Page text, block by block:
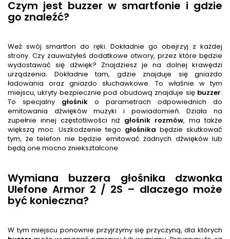
Czym jest buzzer w smartfonie i gdzie
go znaleźć?
Weź swój smartfon do ręki. Dokładnie go obejrzyj z każdej
strony. Czy zauważyłeś dodatkowe otwory, przez które będzie
wydostawać się dźwięk? Znajdziesz je na dolnej krawędzi
urządzenia. Dokładnie tam, gdzie znajduje się gniazdo
ładowania oraz gniazdo słuchawkowe. To właśnie w tym
miejscu, ukryty bezpiecznie pod obudową znajduje się buzzer.
To specjalny głośnik o parametrach odpowiednich do
emitowania dźwięków muzyki i powiadomień. Działa na
zupełnie innej częstotliwości niż głośnik rozmów, ma także
większą moc. Uszkodzenie tego głośnika będzie skutkować
tym, że telefon nie będzie emitować żadnych dźwięków lub
będą one mocno zniekształcone.
Wymiana buzzera głośnika dzwonka
Ulefone Armor 2 / 2S – dlaczego może
być konieczna?
W tym miejscu ponownie przyjrzymy się przyczyną, dla których